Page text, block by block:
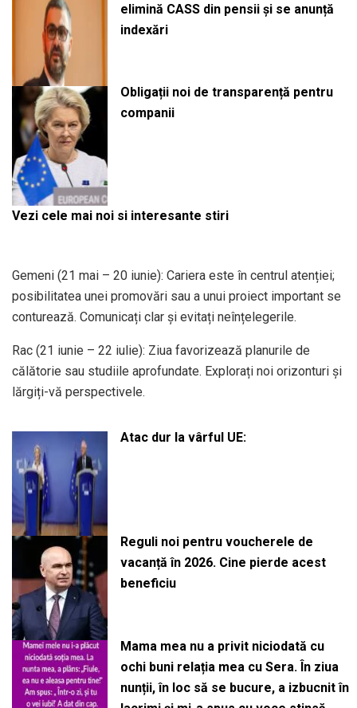
elimină CASS din pensii și se anunță
indexări
Obligații noi de transparență pentru
companii
Vezi cele mai noi si interesante stiri
Gemeni (21 mai – 20 iunie): Cariera este în centrul atenției;
posibilitatea unei promovări sau a unui proiect important se
conturează. Comunicați clar și evitați neînțelegerile. ​
Rac (21 iunie – 22 iulie): Ziua favorizează planurile de
călătorie sau studiile aprofundate. Explorați noi orizonturi și
lărgiți-vă perspectivele. ​
Atac dur la vârful UE:
Reguli noi pentru voucherele de
vacanță în 2026. Cine pierde acest
beneficiu
Mama mea nu a privit niciodată cu
ochi buni relația mea cu Sera. În ziua
nunții, în loc să se bucure, a izbucnit în